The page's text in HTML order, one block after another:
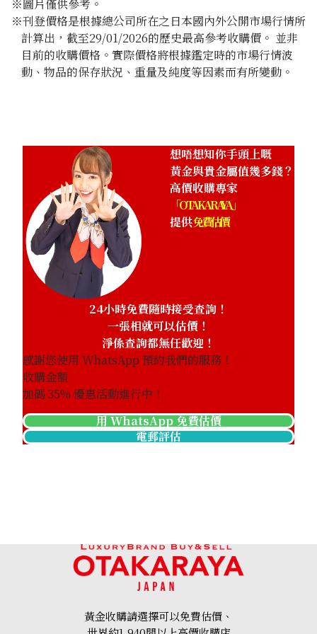
Gold Platinum (K24/Sv1000) Meiji 100th Anniversary
HKD 90,138.31
Platinum (Pt1000) Maple Leaf Coin 1/2 oz 2nd Coin 1/4
46.8g
參考回收價
HKD 32,506.81
※圖片僅供參考。
※刊登價格是根據總公司所在之日本國內外公開市場行情所
計算出，截至29/01/2026的歷史最高參考收購價。 並非
目前的收購價格。實際價格將根據鑑定時的市場行情波
動、物品的保存狀況、重量及純度等因素而有所變動。
想唔想知你手頭上嘅
黃金與貴金屬值幾多錢？
高價收購專家
「OTAKARAYA」
提供免費估價
24小時免費隨時接受查詢！
一張相就可以估價！
淨係查詢都無任歡迎！
感謝您使用 WhatsApp 預約我們的服務！
收購金額
加碼35% 優惠活動進行中！
用 WhatsApp 免費估價
電郵評估
黃金收購請選擇可以免費估價、